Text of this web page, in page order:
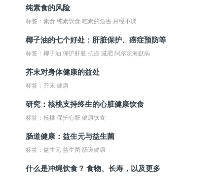
纯素食的风险
标签：素食 纯素饮食 吃素的危害 月经不调
椰子油的七个好处：肝脏保护、癌症预防等
标签：椰子油 保护肝脏 抗癌 减肥 阿尔茨海默病
芥末对身体健康的益处
标签：芥末 健康
研究：核桃支持终生的心脏健康饮食
标签：核桃 保护心脏 健康饮食
肠道健康：益生元与益生菌
标签：益生元 益生菌 肠道健康
什么是冲绳饮食？ 食物、长寿，以及更多